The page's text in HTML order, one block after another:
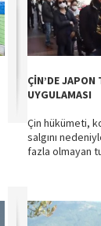
ÇİN’DE
UYGULAMASI
Çin hükümeti,
salgını
fazla olmayan